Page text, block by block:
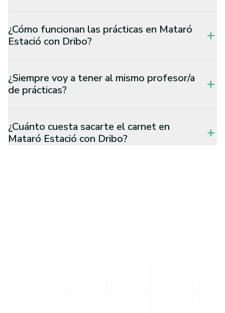
¿Cómo funcionan las prácticas en Mataró
Estació con Dribo?
add
¿Siempre voy a tener al mismo profesor/a
de prácticas?
add
¿Cuánto cuesta sacarte el carnet en
Mataró Estació con Dribo?
add